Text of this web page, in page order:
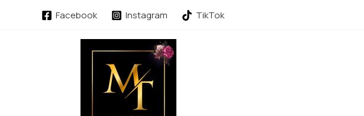
Facebook Instagram TikTok
by
latest